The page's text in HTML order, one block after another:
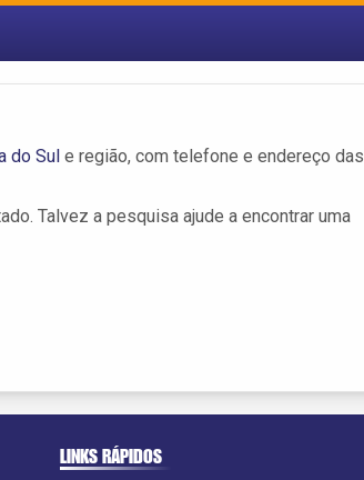
do Sul e região, com telefone e endereço das
Talvez a pesquisa ajude a encontrar uma
LINKS RÁPIDOS